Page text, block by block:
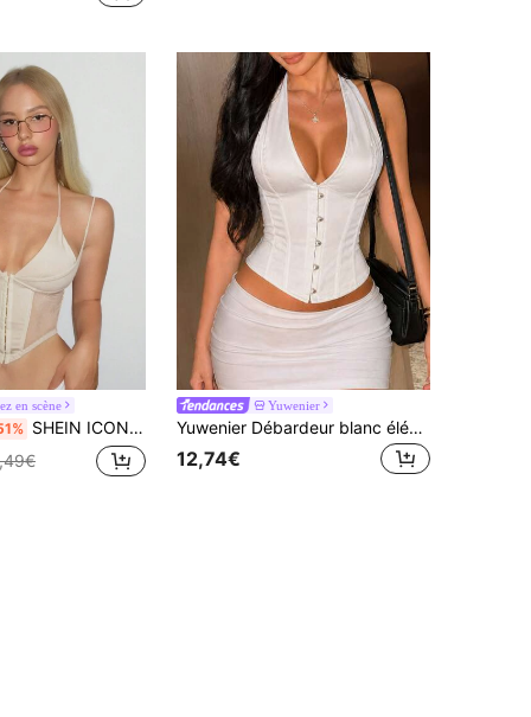
en scène
SHEIN ICON Haut cami avec une partie filetée blanche avec devant boutonné croisé et corset, crochets et anneaux pour femmes
Yuwenier
Yuwenier Débardeur blanc élégant et sexy, col V profond, devant à nœud papillon, dos à œillets, lacets baleinés, top licou pour looks d'Halloween, Pâques et d'été
12,74€